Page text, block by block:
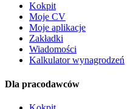
Kokpit
Moje CV
Moje aplikacje
Zakładki
Wiadomości
Kalkulator wynagrodzeń
Dla pracodawców